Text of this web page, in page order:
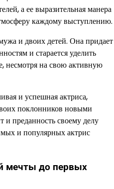
а ее выразительная манера
каждому выступлению.
и двоих детей. Она придает
и старается уделить
несмотря на свою активную
и успешная актриса,
поклонников новыми
и преданность своему делу
и популярных актрис
мечты до первых